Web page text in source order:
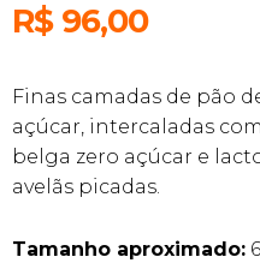
R$96,00
Finas camadas de pão
açúcar, intercaladas
belga zero açúcar e
avelãs picadas.
Tamanho aproximado: